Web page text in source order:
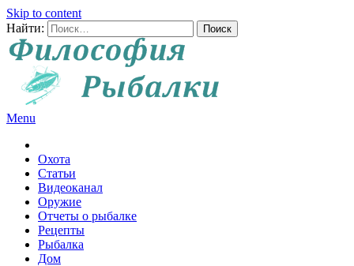
Skip to content
Найти:
Menu
Охота
Статьи
Видеоканал
Оружие
Отчеты о рыбалке
Рецепты
Рыбалка
Дом